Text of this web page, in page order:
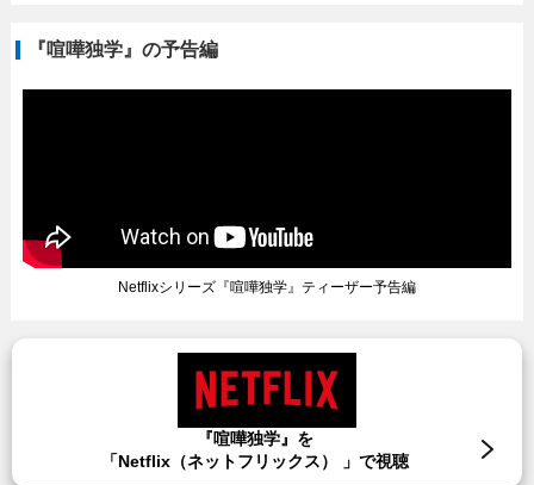
『喧嘩独学』の予告編
Netflixシリーズ『喧嘩独学』ティーザー予告編
『喧嘩独学』を
「Netflix（ネットフリックス） 」で視聴